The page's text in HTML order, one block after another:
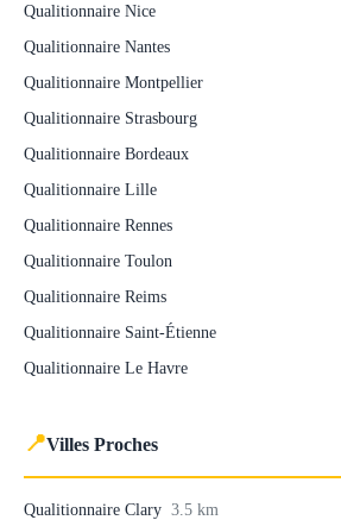
Qualitionnaire Nice
Qualitionnaire Nantes
Qualitionnaire Montpellier
Qualitionnaire Strasbourg
Qualitionnaire Bordeaux
Qualitionnaire Lille
Qualitionnaire Rennes
Qualitionnaire Toulon
Qualitionnaire Reims
Qualitionnaire Saint-Étienne
Qualitionnaire Le Havre
📍Villes Proches
Qualitionnaire Clary 3.5 km